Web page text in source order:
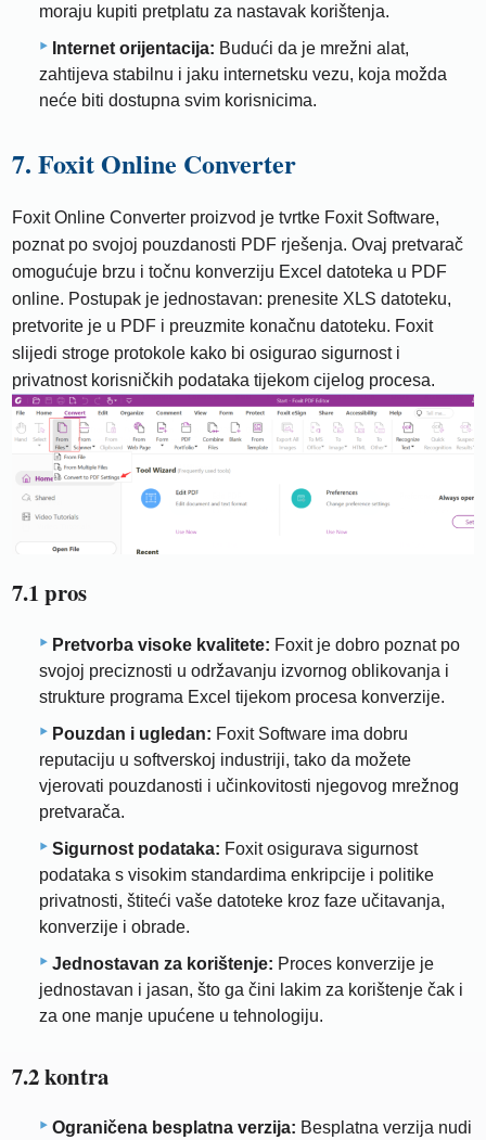
moraju kupiti pretplatu za nastavak korištenja.
Internet orijentacija: Budući da je mrežni alat,
zahtijeva stabilnu i jaku internetsku vezu, koja možda
neće biti dostupna svim korisnicima.
7. Foxit Online Converter
Foxit Online Converter proizvod je tvrtke Foxit Software,
poznat po svojoj pouzdanosti PDF rješenja. Ovaj pretvarač
omogućuje brzu i točnu konverziju Excel datoteka u PDF
online. Postupak je jednostavan: prenesite XLS datoteku,
pretvorite je u PDF i preuzmite konačnu datoteku. Foxit
slijedi stroge protokole kako bi osigurao sigurnost i
privatnost korisničkih podataka tijekom cijelog procesa.
7.1 pros
Pretvorba visoke kvalitete: Foxit je dobro poznat po
svojoj preciznosti u održavanju izvornog oblikovanja i
strukture programa Excel tijekom procesa konverzije.
Pouzdan i ugledan: Foxit Software ima dobru
reputaciju u softverskoj industriji, tako da možete
vjerovati pouzdanosti i učinkovitosti njegovog mrežnog
pretvarača.
Sigurnost podataka: Foxit osigurava sigurnost
podataka s visokim standardima enkripcije i politike
privatnosti, štiteći vaše datoteke kroz faze učitavanja,
konverzije i obrade.
Jednostavan za korištenje: Proces konverzije je
jednostavan i jasan, što ga čini lakim za korištenje čak i
za one manje upućene u tehnologiju.
7.2 kontra
Ograničena besplatna verzija: Besplatna verzija nudi